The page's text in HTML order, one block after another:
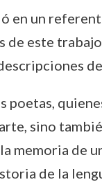
en un
de este
poetas,
sino
memoria de
de la